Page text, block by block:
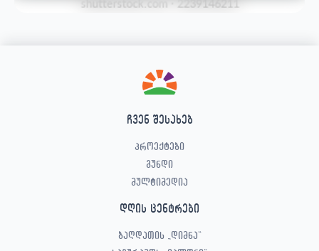
ჩვენ შესახებ
პროექტები
გუნდი
მულტიმედია
დღის ცენტრები
ბაღდათის „დიმნა“